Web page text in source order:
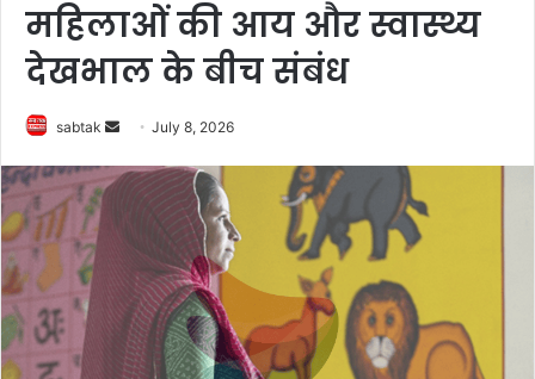
महिलाओं की आय और स्वास्थ्य
देखभाल के बीच संबंध
sabtak
Send
email
July 8, 2026